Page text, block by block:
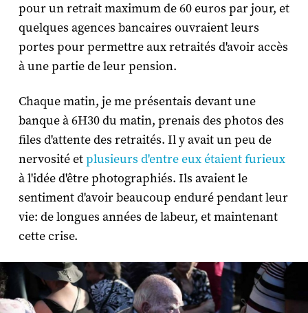
pour un retrait maximum de 60 euros par jour, et
quelques agences bancaires ouvraient leurs
portes pour permettre aux retraités d'avoir accès
à une partie de leur pension.
Chaque matin, je me présentais devant une
banque à 6H30 du matin, prenais des photos des
files d'attente des retraités. Il y avait un peu de
nervosité etplusieurs d'entre eux étaient furieux
à l'idée d'être photographiés. Ils avaient le
sentiment d'avoir beaucoup enduré pendant leur
vie: de longues années de labeur, et maintenant
cette crise.